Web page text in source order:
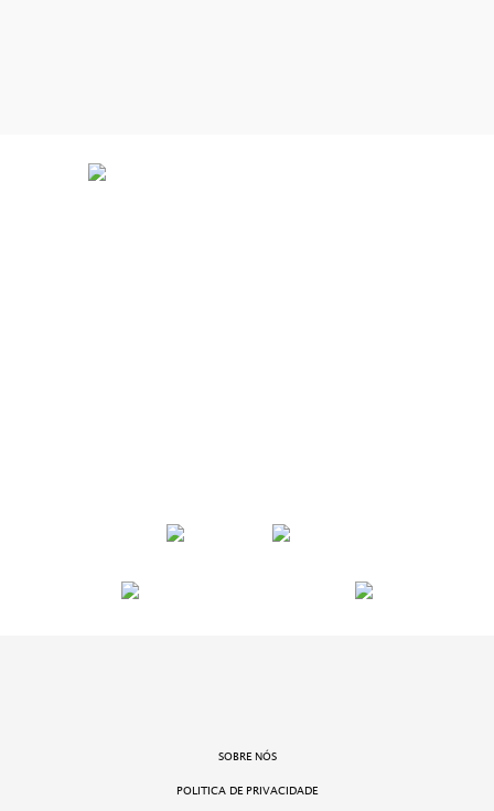
SOBRE NÓS
POLITICA DE PRIVACIDADE